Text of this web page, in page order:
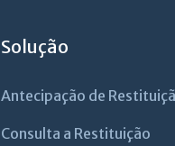
Solução
Antecipação de
Consulta a Restituição